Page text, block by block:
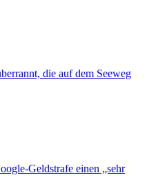
die auf dem Seeweg
Geldstrafe einen „sehr